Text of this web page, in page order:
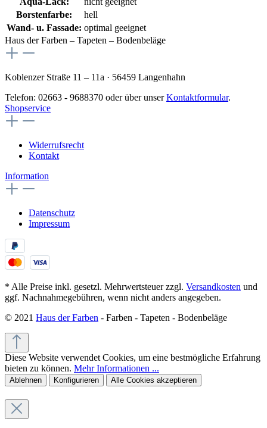
Borstenfarbe:
hell
Wand- u. Fassade: optimal geeignet
Haus der Farben – Tapeten – Bodenbeläge
Koblenzer Straße 11 – 11a · 56459 Langenhahn
Telefon: 02663 - 9688370 oder über unserKontaktformular.
Shopservice
Widerrufsrecht
Kontakt
Information
Datenschutz
Impressum
* Alle Preise inkl. gesetzl. Mehrwertsteuer zzgl. Versandkosten und
ggf. Nachnahmegebühren, wenn nicht anders angegeben.
© 2021 Haus der Farben - Farben - Tapeten - Bodenbeläge
Diese Website verwendet Cookies, um eine bestmögliche Erfahrung
bieten zu können. Mehr Informationen ...
Ablehnen Konfigurieren Alle Cookies akzeptieren